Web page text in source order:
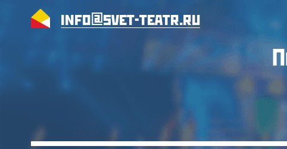
info@svet-teatr.ru